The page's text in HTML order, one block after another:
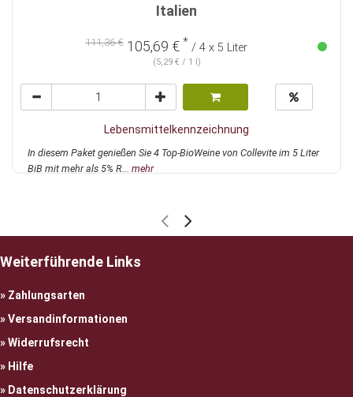
Italien
111,36 € 105,69 € * / 4 x 5 Liter
(5,29 € / 1 l)
Lebensmittelkennzeichnung
In diesem Paket genießen Sie 4 Top-BioWeine von Collevite im 5 Liter
BiB mit mehr als 5% R... mehr
Weiterführende Links
Zahlungsarten
Versandinformationen
Widerrufsrecht
Hilfe
Datenschutzerklärung